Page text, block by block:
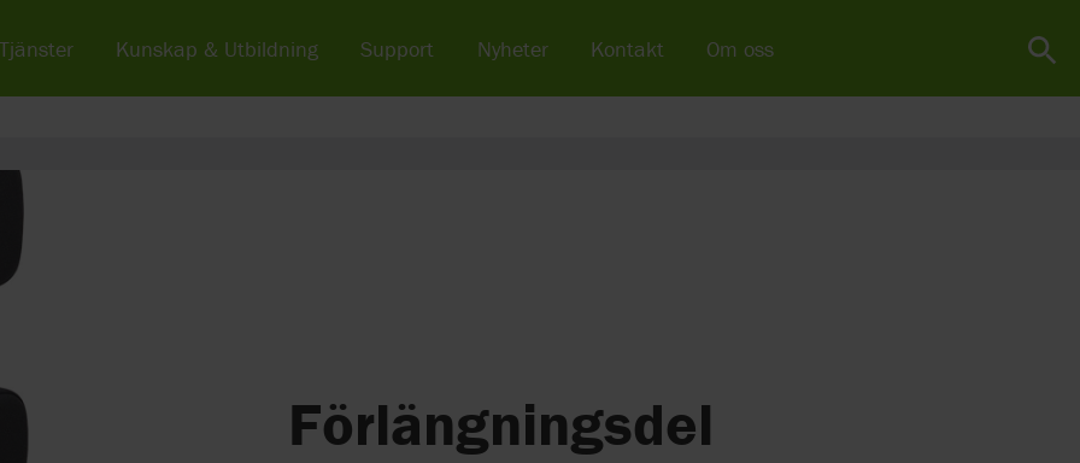
Förlängningsdel
Tjänster Kunskap & Utbildning Support Nyheter Kontakt Om oss